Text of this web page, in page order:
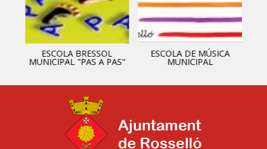
ESCOLA BRESSOL
MUNICIPAL "PAS A PAS"
ESCOLA DE MÚSICA
MUNICIPAL